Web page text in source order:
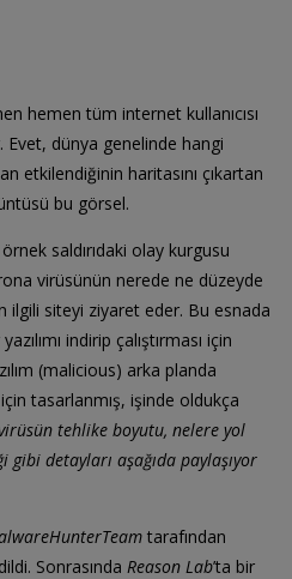
hemen tüm internet kullanıcısı
Evet, dünya genelinde hangi
etkilendiğinin haritasını çıkartan
bu görsel.
saldırıdaki olay kurgusu
virüsünün nerede ne düzeyde
ilgili siteyi ziyaret eder. Bu esnada
indirip çalıştırması için
(malicious) arka planda
tasarlanmış, işinde oldukça
tehlike boyutu, nelere yol
gibi detayları aşağıda paylaşıyor
tarafından
Sonrasında Reason Lab’ta bir